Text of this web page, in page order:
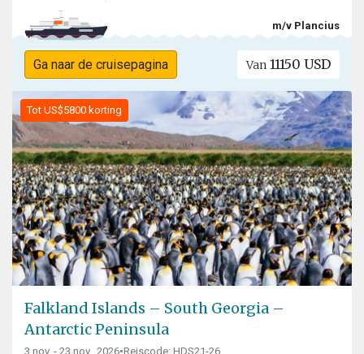
m/v Plancius
Ga naar de cruisepagina Van 11150 USD
Tot US$5800 korting
Falkland Islands – South Georgia –
Antarctic Peninsula
3 nov. - 23 nov., 2026 Reiscode: HDS21-26